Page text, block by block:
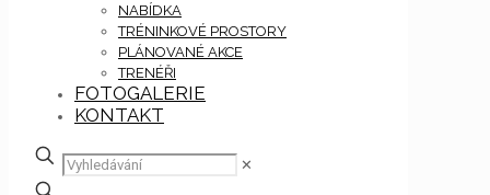
NABÍDKA
TRÉNINKOVÉ PROSTORY
PLÁNOVANÉ AKCE
TRENÉŘI
FOTOGALERIE
KONTAKT
✕